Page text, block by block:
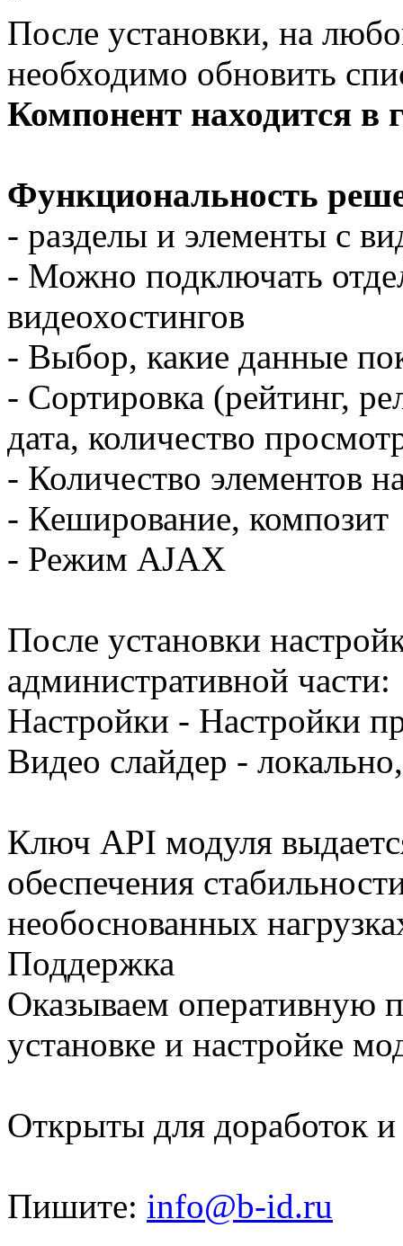
После установки, на
необходимо обновить
Компонент находится в
Функциональность
- разделы и элементы с
- Можно подключать
видеохостингов
- Выбор, какие данные
- Сортировка (рейтинг,
дата, количество
- Количество элементов
- Кеширование, композит
- Режим AJAX
После установки
административной части:
Настройки - Настройки
Видео слайдер -
Ключ API модуля
обеспечения
необоснованных
Поддержка
Оказываем оперативную
установке и настройке
Открыты для доработок
Пишите: info@b-id.ru